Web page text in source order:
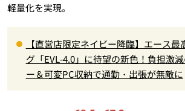
軽量化を実現。
【直営店限定ネイビー降臨】エース最
グ「EVL-4.0」に待望の新色！負担激
ー＆可変PC収納で通勤・出張が無敵に